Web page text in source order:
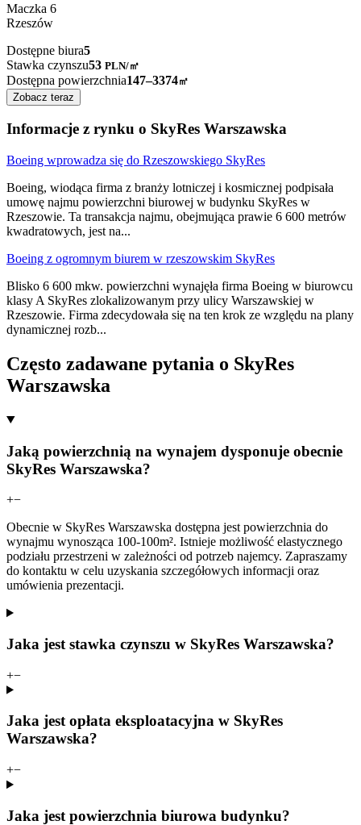
Maczka 6
Rzeszów
Dostępne biura5
Stawka czynszu53 PLN/㎡
Dostępna powierzchnia147–3374㎡
Zobacz teraz
Informacje z rynku o SkyRes Warszawska
Boeing wprowadza się do Rzeszowskiego SkyRes
Boeing, wiodąca firma z branży lotniczej i kosmicznej podpisała
umowę najmu powierzchni biurowej w budynku SkyRes w
Rzeszowie. Ta transakcja najmu, obejmująca prawie 6 600 metrów
kwadratowych, jest na...
Boeing z ogromnym biurem w rzeszowskim SkyRes
Blisko 6 600 mkw. powierzchni wynajęła firma Boeing w biurowcu
klasy A SkyRes zlokalizowanym przy ulicy Warszawskiej w
Rzeszowie. Firma zdecydowała się na ten krok ze względu na plany
dynamicznej rozb...
Często zadawane pytania o SkyRes
Warszawska
Jaką powierzchnią na wynajem dysponuje obecnie
SkyRes Warszawska?
+−
Obecnie w SkyRes Warszawska dostępna jest powierzchnia do
wynajmu wynosząca 100-100m². Istnieje możliwość elastycznego
podziału przestrzeni w zależności od potrzeb najemcy. Zapraszamy
do kontaktu w celu uzyskania szczegółowych informacji oraz
umówienia prezentacji.
Jaka jest stawka czynszu w SkyRes Warszawska?
+−
Jaka jest opłata eksploatacyjna w SkyRes
Warszawska?
+−
Jaka jest powierzchnia biurowa budynku?